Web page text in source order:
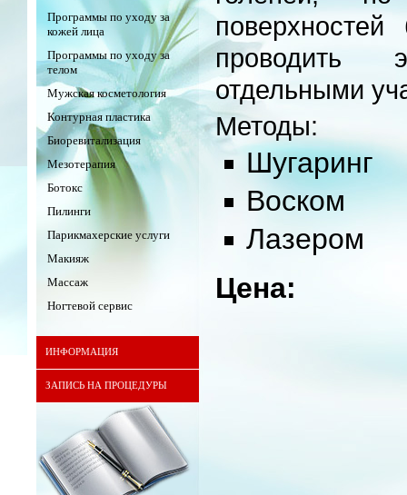
Программы по уходу за
кожей лица
Программы по уходу за
телом
Мужская косметология
Контурная пластика
Биоревитализация
Мезотерапия
Ботокс
Пилинги
Парикмахерские услуги
Макияж
Массаж
Ногтевой сервис
ИНФОРМАЦИЯ
ЗАПИСЬ НА ПРОЦЕДУРЫ
поверхностей
отдельными
Методы:
Шугаринг
Воском
Лазером
Цена: